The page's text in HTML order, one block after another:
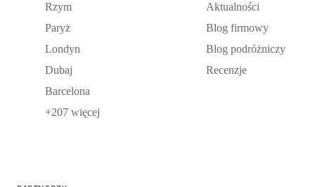
Rzym
Paryż
Londyn
Dubaj
Barcelona
+207 więcej
Aktualności
Blog firmowy
Blog podróżniczy
Recenzje